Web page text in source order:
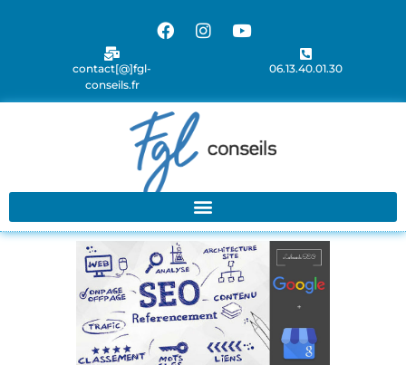
contact[@]fgl-
conseils.fr
06.13.40.01.30